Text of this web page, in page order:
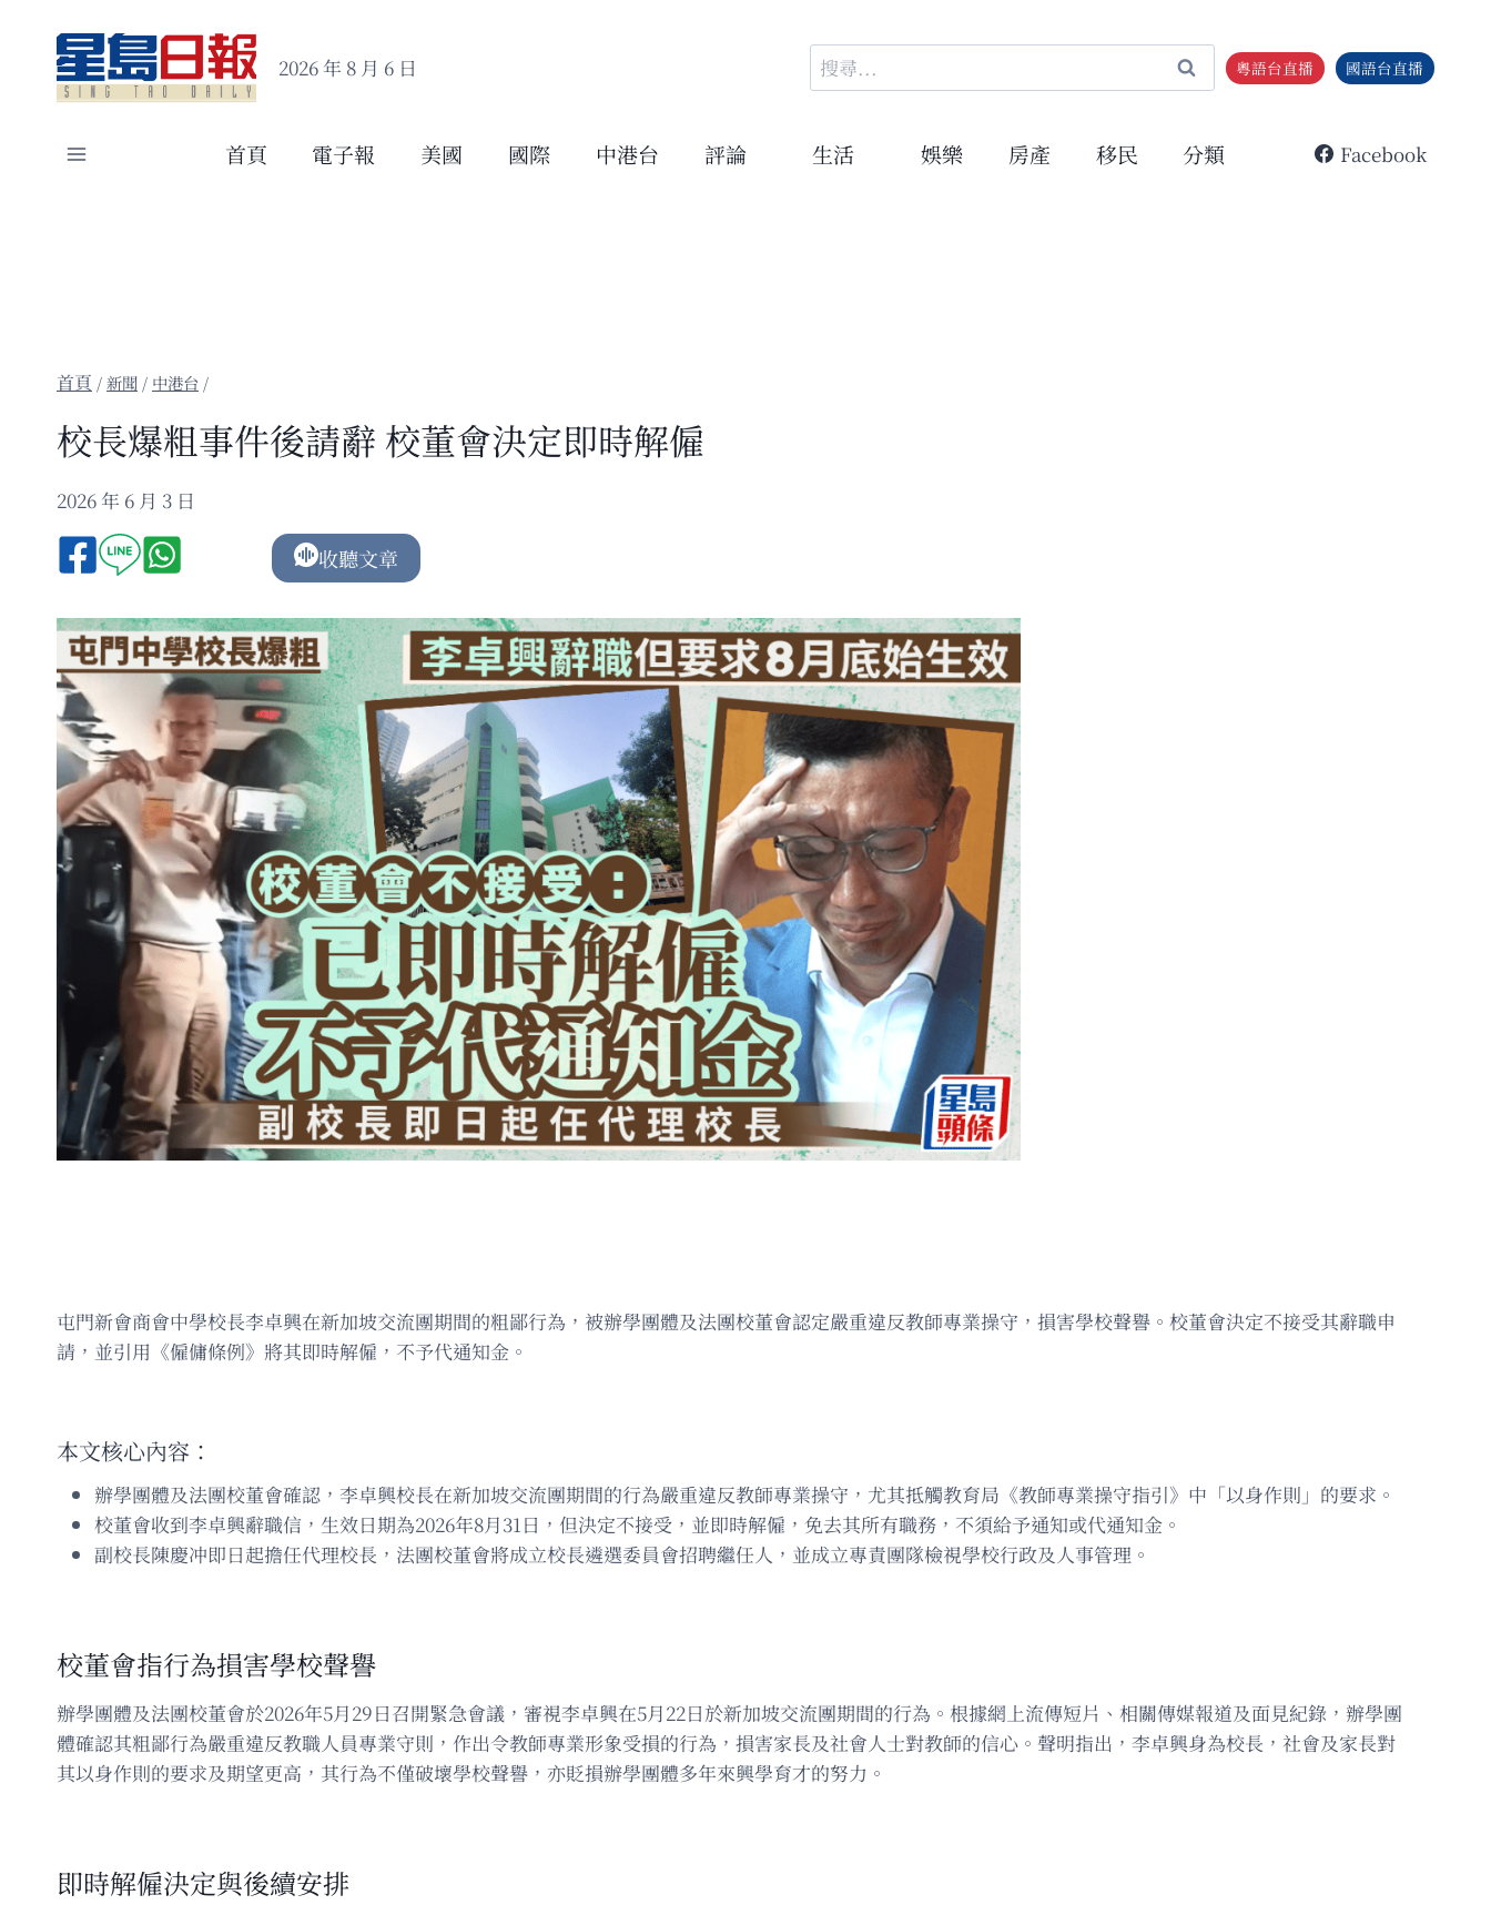
content
2026 年 8 月 6 日
搜
尋
鍵
粵語台直播 國語台直播
首頁 電子報 美國 國際 中港台 評論 生活 娛樂 房產 移民 分類 Facebook
/新聞 / 中港台 /
校長爆粗事件後請辭 校董會決定即時解僱
2026 年 6 月 3 日
收聽文章
屯門新會商會中學校長李卓興在新加坡交流團期間的粗鄙行為，被辦學團體及法團校董會認定嚴重違反教師專業操守，損害學校聲譽。校董會決定不接受其辭職申
請，並引用《僱傭條例》將其即時解僱，不予代通知金。
本文核心內容：
辦學團體及法團校董會確認，李卓興校長在新加坡交流團期間的行為嚴重違反教師專業操守，尤其抵觸教育局《教師專業操守指引》中「以身作則」的要求。
校董會收到李卓興辭職信，生效日期為2026年8月31日，但決定不接受，並即時解僱，免去其所有職務，不須給予通知或代通知金。
副校長陳慶冲即日起擔任代理校長，法團校董會將成立校長遴選委員會招聘繼任人，並成立專責團隊檢視學校行政及人事管理。
校董會指行為損害學校聲譽
辦學團體及法團校董會於2026年5月29日召開緊急會議，審視李卓興在5月22日於新加坡交流團期間的行為。根據網上流傳短片、相關傳媒報道及面見紀錄，辦學團
體確認其粗鄙行為嚴重違反教職人員專業守則，作出令教師專業形象受損的行為，損害家長及社會人士對教師的信心。聲明指出，李卓興身為校長，社會及家長對
其以身作則的要求及期望更高，其行為不僅破壞學校聲譽，亦貶損辦學團體多年來興學育才的努力。
即時解僱決定與後續安排